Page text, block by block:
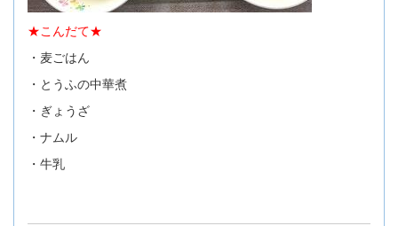
★こんだて★
・麦ごはん
・とうふの中華煮
・ぎょうざ
・ナムル
・牛乳